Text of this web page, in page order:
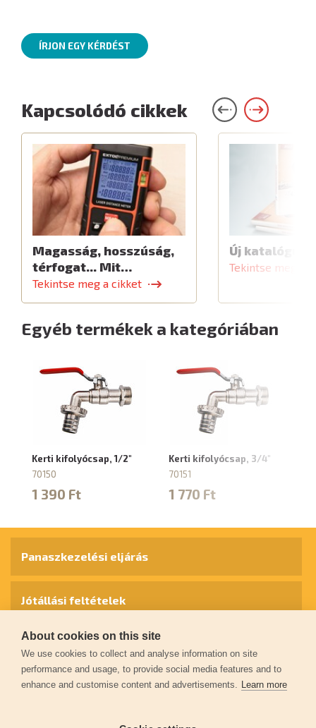
ÍRJON EGY KÉRDÉST
Kapcsolódó cikkek
Magasság, hosszúság,
térfogat... Mit…
Tekintse meg a cikket
Új katalógus
Tekintse meg a
Egyéb termékek a kategóriában
Kerti kifolyócsap, 1/2"
70150
1 390 Ft
Kerti kifolyócsap, 3/4"
70151
1 770 Ft
Panaszkezelési eljárás
Jótállási feltételek
Személyes adatok védelme
Kapcsolat
About cookies on this site
We use cookies to collect and analyse information on site
performance and usage, to provide social media features and to
enhance and customise content and advertisements. Learn more